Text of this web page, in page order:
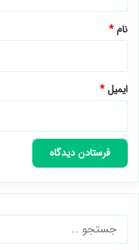
نام*
ایمیل*